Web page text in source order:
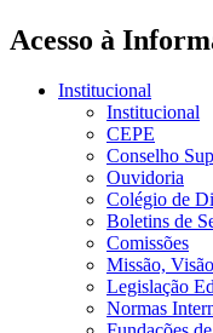
Acesso à
Institucional
Institucional
CEPE
Conselho
Ouvidoria
Colégio de
Boletins de
Comissões
Missão,
Legislação
Normas